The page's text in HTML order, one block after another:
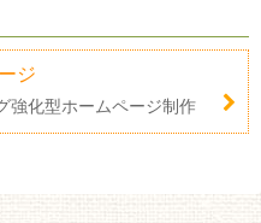
ジ
強化型ホームページ制作